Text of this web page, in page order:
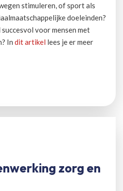
stimuleren, of sport als
doeleinden?
voor mensen met
In dit artikel lees je er meer
zorg en